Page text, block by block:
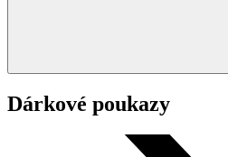
Dárkové poukazy